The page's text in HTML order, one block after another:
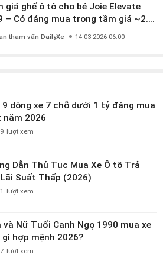
giá ghế ô tô cho bé Joie Elevate
– Có đáng mua trong tầm giá ~2.8
tham vấn DailyXe 14-03-2026 06:00
9 dòng xe 7 chỗ dưới 1 tỷ đáng mua
năm 2026
lượt xem
Dẫn Thủ Tục Mua Xe Ô tô Trả
Lãi Suất Thấp (2026)
lượt xem
và Nữ Tuổi Canh Ngọ 1990 mua xe
gì hợp mệnh 2026?
lượt xem